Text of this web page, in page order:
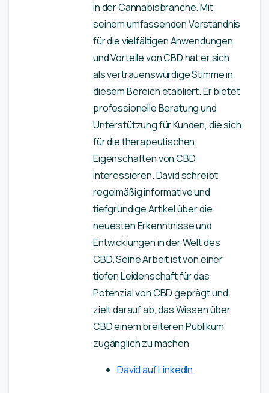
in der Cannabisbranche. Mit
seinem umfassenden Verständnis
für die vielfältigen Anwendungen
und Vorteile von CBD hat er sich
als vertrauenswürdige Stimme in
diesem Bereich etabliert. Er bietet
professionelle Beratung und
Unterstützung für Kunden, die sich
für die therapeutischen
Eigenschaften von CBD
interessieren. David schreibt
regelmäßig informative und
tiefgründige Artikel über die
neuesten Erkenntnisse und
Entwicklungen in der Welt des
CBD. Seine Arbeit ist von einer
tiefen Leidenschaft für das
Potenzial von CBD geprägt und
zielt darauf ab, das Wissen über
CBD einem breiteren Publikum
zugänglich zu machen
David auf LinkedIn